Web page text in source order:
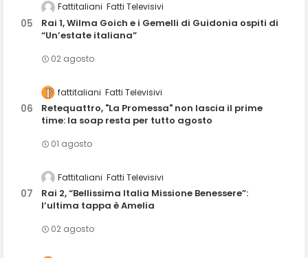
Fattitaliani Fatti Televisivi
Rai 1, Wilma Goich e i Gemelli di Guidonia ospiti di
“Un’estate italiana”
02 agosto
fattitaliani Fatti Televisivi
Retequattro, "La Promessa" non lascia il prime
time: la soap resta per tutto agosto
01 agosto
Fattitaliani Fatti Televisivi
Rai 2, “Bellissima Italia Missione Benessere”:
l’ultima tappa è Amelia
02 agosto